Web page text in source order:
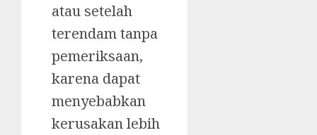
atau setelah
terendam tanpa
pemeriksaan,
karena dapat
menyebabkan
kerusakan lebih